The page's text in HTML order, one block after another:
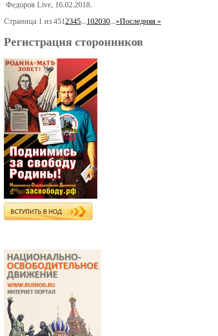
Федоров Live, 16.02.2018.
Страница 1 из 4512345...102030...»Последняя »
Регистрация сторонников